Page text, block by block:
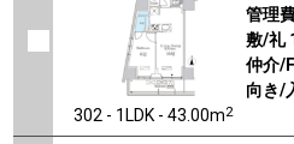
302 - 1LDK - 43.00m2
管理
敷/礼
仲介/
向き/